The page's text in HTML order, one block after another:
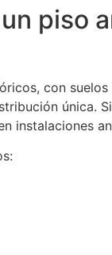
piso
con
única.
instalaciones